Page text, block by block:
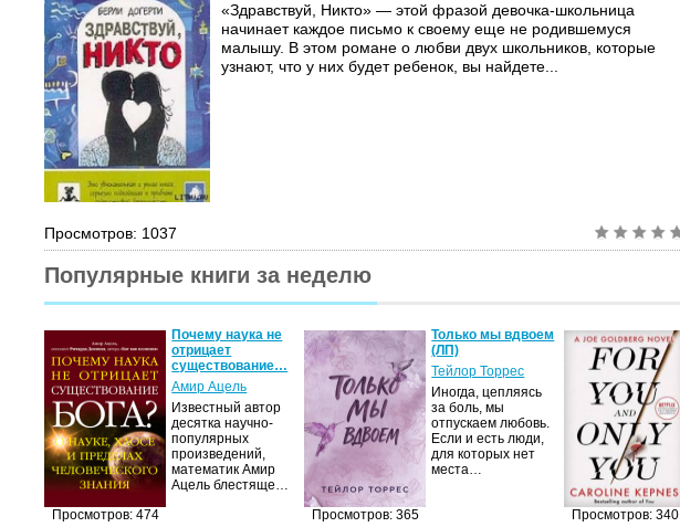
«Здравствуй, Никто» — этой фразой девочка-школьница
начинает каждое письмо к своему еще не родившемуся
малышу. В этом романе о любви двух школьников, которые
узнают, что у них будет ребенок, вы найдете...
Просмотров: 1037
Популярные книги за неделю
Просмотров: 474
Почему наука не
отрицает
существование…
Амир Ацель
Известный автор
десятка научно-
популярных
произведений,
математик Амир
Ацель блестяще…
Просмотров: 365
Только мы вдвоем
(ЛП)
Тейлор Торрес
Иногда, цепляясь
за боль, мы
отпускаем любовь.
Если и есть люди,
для которых нет
места…
Просмотров: 340